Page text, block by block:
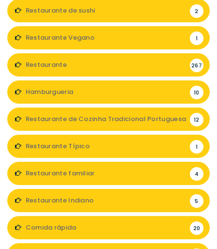
Restaurante de sushi 2
Restaurante Vegano 1
Restaurante 267
Hamburgueria 10
Restaurante de Cozinha Tradicional Portuguesa 12
Restaurante Típico 1
Restaurante familiar 4
Restaurante Indiano 5
Comida rápida 20